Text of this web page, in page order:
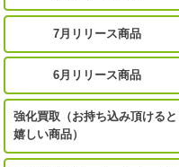
7月リリース商品
6月リリース商品
強化買取（お持ち込み頂けると
嬉しい商品）